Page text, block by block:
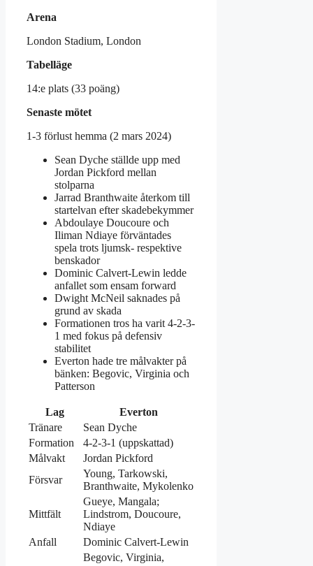
Arena
London Stadium, London
Tabelläge
14:e plats (33 poäng)
Senaste mötet
1-3 förlust hemma (2 mars 2024)
Sean Dyche ställde upp med
Jordan Pickford mellan
stolparna
Jarrad Branthwaite återkom till
startelvan efter skadebekymmer
Abdoulaye Doucoure och
Iliman Ndiaye förväntades
spela trots ljumsk- respektive
benskador
Dominic Calvert-Lewin ledde
anfallet som ensam forward
Dwight McNeil saknades på
grund av skada
Formationen tros ha varit 4-2-3-
1 med fokus på defensiv
stabilitet
Everton hade tre målvakter på
bänken: Begovic, Virginia och
Patterson
Lag
Everton
Tränare
Sean Dyche
Formation
4-2-3-1 (uppskattad)
Målvakt
Jordan Pickford
Försvar
Young, Tarkowski,
Branthwaite, Mykolenko
Mittfält
Gueye, Mangala;
Lindstrom, Doucoure,
Ndiaye
Anfall
Dominic Calvert-Lewin
Begovic, Virginia,